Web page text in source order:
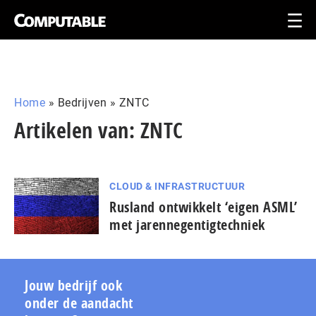
Home » Bedrijven » ZNTC
Artikelen van: ZNTC
CLOUD & INFRASTRUCTUUR
Rusland ontwikkelt ‘eigen ASML’
met jarennegentigtechniek
Jouw bedrijf ook
onder de aandacht